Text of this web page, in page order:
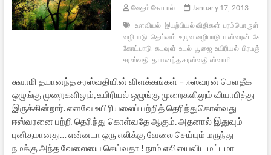
வேதம் கோபால்
January 17, 2013
உளவியல் இயற்பியல் விதிகள் பரம்பொருள்
வழிபாடு தெய்வம் உருவ வழிபாடு ஈஸ்வரன்
கோட்பாடு கடவுள் உடல் பூஜை உயிரியல் பிரபஞ்சம்
சரஸ்வதி தயானந்த சரஸ்வதி ஸ்வாமி
சுவாமி தயானந்த சரஸ்வதியின் விளக்கங்கள் – ஈஸ்வரன் பௌதீக
ஒழுங்கு முறைகளிலும், உயிரியல் ஒழுங்கு முறைகளிலும் வியாபித்து
இருக்கின்றார். எனவே உயிரியலைப் பற்றித் தெரிந்துகொள்வது
ஈஸ்வரனை பற்றி தெரிந்து கொள்வதே ஆகும். அதனால் இதுவும்
புனிதமானது… என்னடா ஒரு எலிக்கு வேலை செய்யும் மருந்து
நமக்கு அந்த வேலையை செய்வதா ! நாம் எலியைவிட மட்டமா